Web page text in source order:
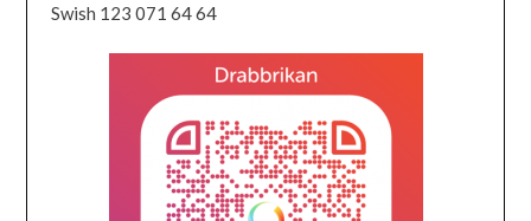
Swish 123 071 64 64